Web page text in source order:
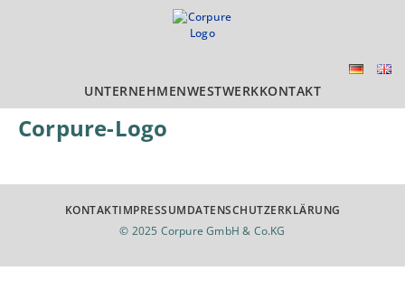
UNTERNEHMENWESTWERKKONTAKT
Corpure-Logo
KONTAKTIMPRESSUMDATENSCHUTZERKLÄRUNG
© 2025 Corpure GmbH & Co.KG